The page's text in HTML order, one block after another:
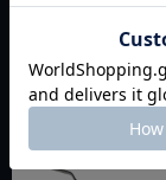
おすすめ商品